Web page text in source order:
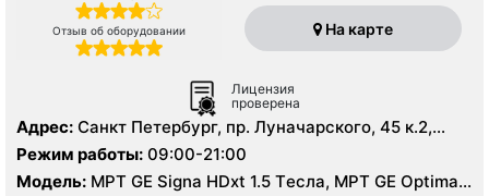
Отзыв об оборудовании На карте
Лицензия
проверена
Адрес: Санкт Петербург, пр. Луначарского, 45 к.2,
литер А
Режим работы: 09:00-21:00
Модель: МРТ GE Signa HDxt 1.5 Tесла, МРТ GE Optima